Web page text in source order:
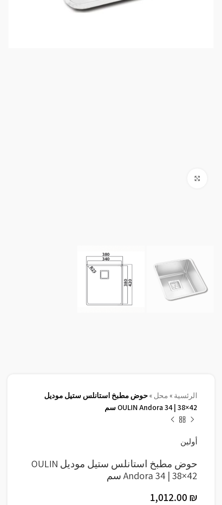
الرئسية » محل » حوض مطبخ استانلس ستيل موديل
OULIN Andora 34 | 38×42 سم
أولين
حوض مطبخ استانلس ستيل موديل OULIN
Andora 34 | 38×42 سم
1,012.00 ₪